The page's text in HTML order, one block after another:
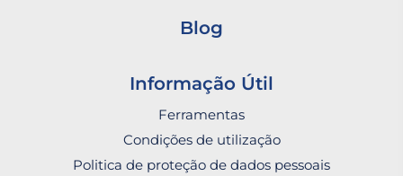
Blog
Informação Útil
Ferramentas
Condições de utilização
Politica de proteção de dados pessoais